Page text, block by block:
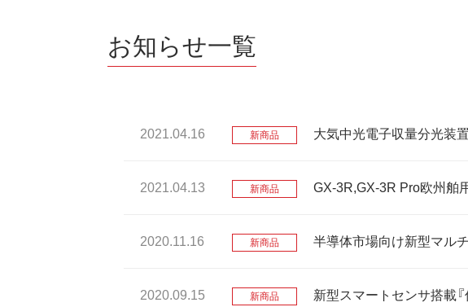
お知らせ一覧
2021.04.16 新商品 大気中光電子収量分光装
2021.04.13 新商品 GX-3R,GX-3R Pro欧州舶
2020.11.16 新商品 半導体市場向け新型マル
2020.09.15 新商品 新型スマートセンサ搭載